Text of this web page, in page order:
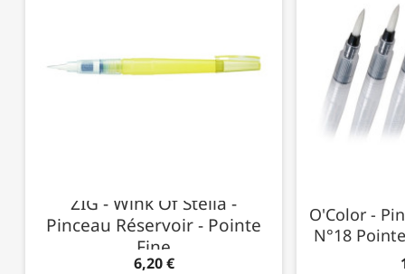
ZIG - Wink Of Stella -
Pinceau Réservoir - Pointe
Fine
6,20 €
O'Color -
N°18